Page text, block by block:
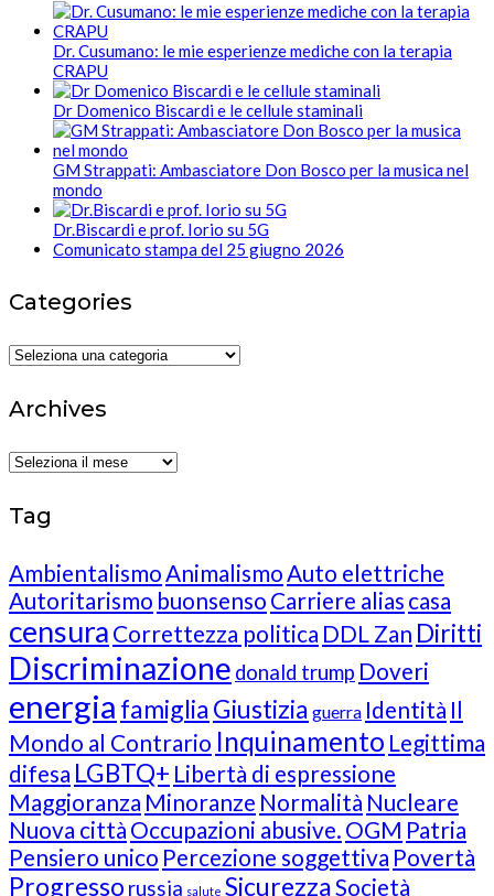
Dr. Cusumano: le mie esperienze mediche con la terapia
CRAPU
Dr Domenico Biscardi e le cellule staminali
GM Strappati: Ambasciatore Don Bosco per la musica nel
mondo
Dr.Biscardi e prof. Iorio su 5G
Comunicato stampa del 25 giugno 2026
Categories
Categories
Archives
Archives
Tag
Ambientalismo Animalismo Auto elettriche
Autoritarismo buonsenso Carriere alias casa
censura Correttezza politica DDL Zan Diritti
Discriminazione donald trump Doveri
energia famigliaGiustizia guerra Identità Il
Mondo al Contrario Inquinamento Legittima
difesa LGBTQ+ Libertà di espressione
Maggioranza Minoranze Normalità Nucleare
Nuova città Occupazioni abusive. OGM Patria
Pensiero unico Percezione soggettiva Povertà
Progresso russia salute SicurezzaSocietà